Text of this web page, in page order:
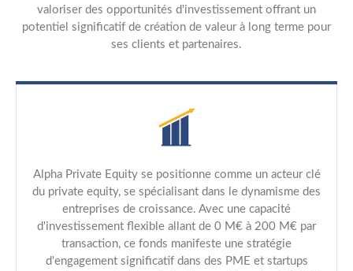
valoriser des opportunités d'investissement offrant un
potentiel significatif de création de valeur à long terme pour
ses clients et partenaires.
Alpha Private Equity se positionne comme un acteur clé
du private equity, se spécialisant dans le dynamisme des
entreprises de croissance. Avec une capacité
d'investissement flexible allant de 0 M€ à 200 M€ par
transaction, ce fonds manifeste une stratégie
d'engagement significatif dans des PME et startups